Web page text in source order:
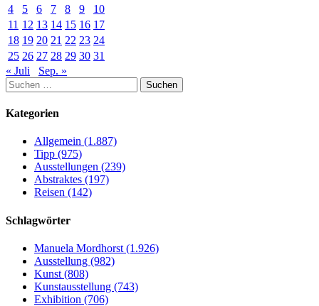
4
5 6 7 8 9
10
11 12 13 14 15 16 17
18 19 20 21 22 23 24
25 26 27 28 29 30 31
« Juli
Sep. »
Suchen
nach:
Kategorien
Allgemein (1.887)
Tipp (975)
Ausstellungen (239)
Abstraktes (197)
Reisen (142)
Schlagwörter
Manuela Mordhorst (1.926)
Ausstellung (982)
Kunst (808)
Kunstausstellung (743)
Exhibition (706)